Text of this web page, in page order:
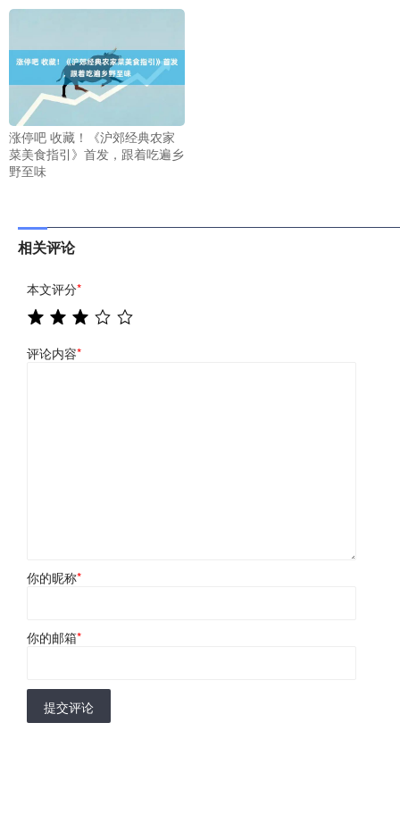
涨停吧 收藏！《沪郊经典农家
菜美食指引》首发，跟着吃遍乡
野至味
相关评论
本文评分*
评论内容*
你的昵称*
你的邮箱*
提交评论